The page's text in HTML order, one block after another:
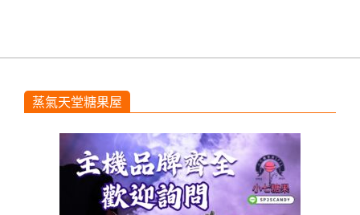
蒸氣天堂糖果屋